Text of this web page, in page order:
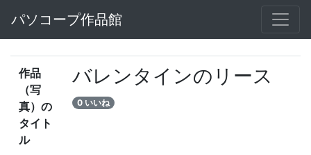
パソコープ作品館
作品
（写
真）の
タイト
ル
バレンタインのリース
0 いいね